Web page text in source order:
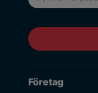
Företag